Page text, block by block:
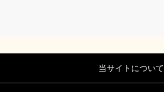
当サイトについて